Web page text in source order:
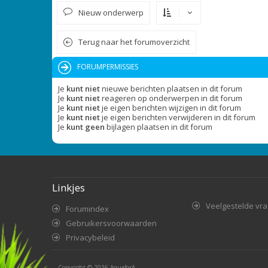
Nieuw onderwerp
Terug naar het forumoverzicht
FORUMPERMISSIES
Je kunt nietnieuwe berichten plaatsen in dit forum
Je kunt nietreageren op onderwerpen in dit forum
Je kunt nietje eigen berichten wijzigen in dit forum
Je kunt nietje eigen berichten verwijderen in dit forum
Je kunt geen bijlagen plaatsen in dit forum
Linkjes
Forumindex
Gebruikersvoorwaarden
Privacybeleid
Veelgestelde